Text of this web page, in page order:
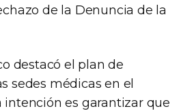
de la Denuncia de la
destacó el plan de
sedes médicas en el
intención es garantizar que